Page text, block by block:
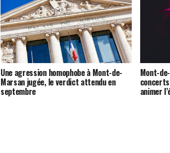
Une agression homophobe à Mont-de-
Marsan jugée, le verdict attendu en
septembre
Mont-
animer